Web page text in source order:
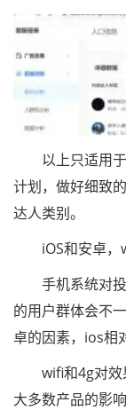
以上只适用于
计划，做好细致
达人类别。
iOS和安卓，
手机系统对投
的用户群体会不
卓的因素，ios相
wifi和4g对效
大多数产品的影